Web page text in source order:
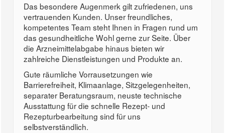
Das besondere Augenmerk gilt zufriedenen, uns
vertrauenden Kunden. Unser freundliches,
kompetentes Team steht Ihnen in Fragen rund um
das gesundheitliche Wohl gerne zur Seite. Über
die Arzneimittelabgabe hinaus bieten wir
zahlreiche Dienstleistungen und Produkte an.
Gute räumliche Vorrausetzungen wie
Barrierefreiheit, Klimaanlage, Sitzgelegenheiten,
separater Beratungsraum, neuste technische
Ausstattung für die schnelle Rezept- und
Rezepturbearbeitung sind für uns
selbstverständlich.